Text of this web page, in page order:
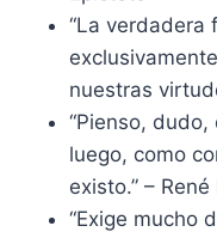
“La verdadera
nuestras
“Pienso,
luego, como
existo.” –
“Exige mucho